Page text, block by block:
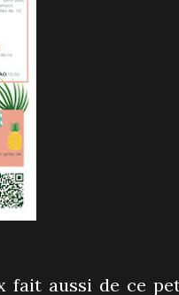
fait aussi de ce